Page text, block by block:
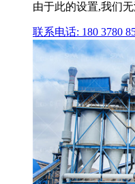
由于此的设置,我们
联系电话: 180 3780